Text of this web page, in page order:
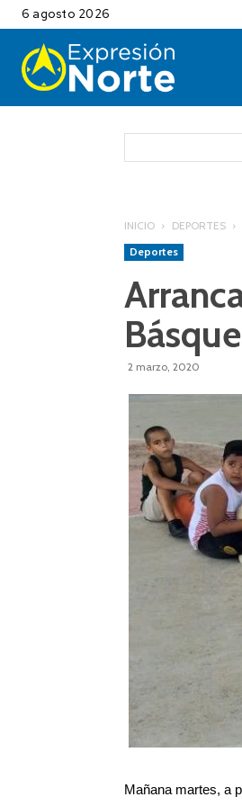
6 agosto 2026
INICIO DEPORTES
Deportes
2 marzo, 2020
Mañana martes, a